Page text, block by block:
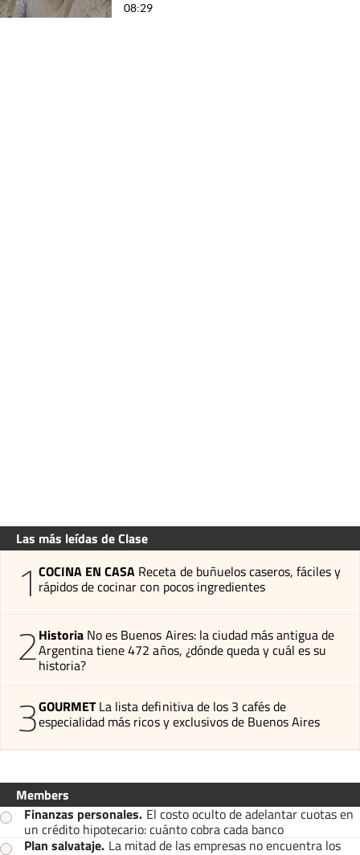
08:29
Las más leídas de Clase
1 COCINA EN CASA Receta de buñuelos caseros, fáciles y
rápidos de cocinar con pocos ingredientes
2Historia No es Buenos Aires: la ciudad más antigua de
Argentina tiene 472 años, ¿dónde queda y cuál es su
historia?
3GOURMET La lista definitiva de los 3 cafés de
especialidad más ricos y exclusivos de Buenos Aires
Members
Finanzas personales. El costo oculto de adelantar cuotas en
un crédito hipotecario: cuánto cobra cada banco
Plan salvataje. La mitad de las empresas no encuentra los